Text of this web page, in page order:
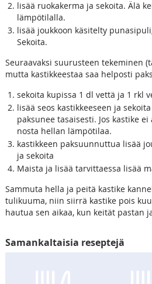
lisää ruokakerma ja sekoita. Älä
lämpötilalla.
lisää joukkoon käsitelty
Sekoita.
Seuraavaksi suurusteen tekeminen
mutta kastikkeestaa saa helposti
sekoita kupissa 1 dl vettä ja 1 rkl
lisää seos kastikkeeseen ja
paksunee tasaisesti. Jos kastike
nosta hellan lämpötilaa.
kastikkeen paksuunnuttua lisää
ja sekoita
Maista ja lisää tarvittaessa lisää
Sammuta hella ja peitä kastike
tulikuuma, niin siirrä kastike pois
hautua sen aikaa, kun keität pastan
Samankaltaisia reseptejä